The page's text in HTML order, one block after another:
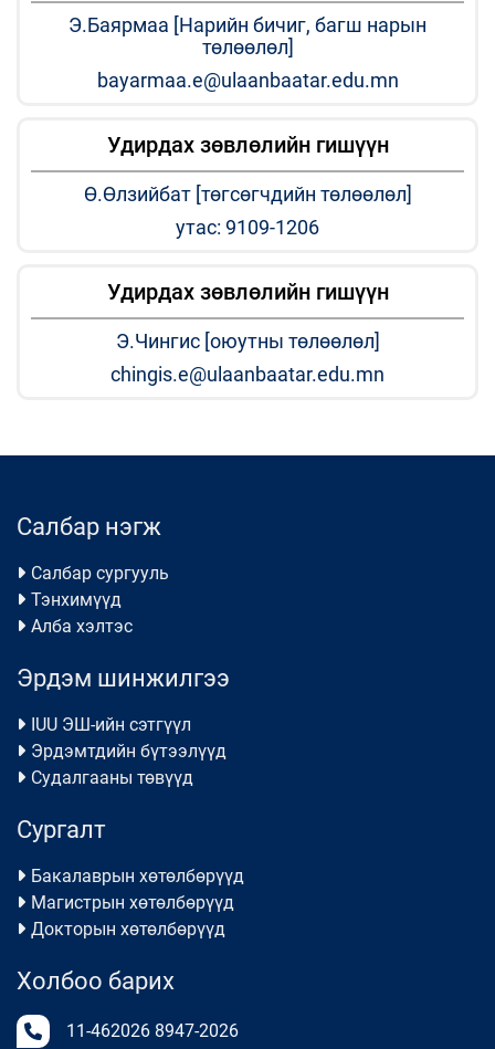
Э.Баярмаа [Нарийн бичиг, багш нарын
төлөөлөл]
bayarmaa.e@ulaanbaatar.edu.mn
Удирдах зөвлөлийн гишүүн
Ө.Өлзийбат [төгсөгчдийн төлөөлөл]
утас: 9109-1206
Удирдах зөвлөлийн гишүүн
Э.Чингис [оюутны төлөөлөл]
chingis.e@ulaanbaatar.edu.mn
Салбар нэгж
Салбар сургууль
Тэнхимүүд
Алба хэлтэс
Эрдэм шинжилгээ
IUU ЭШ-ийн сэтгүүл
Эрдэмтдийн бүтээлүүд
Судалгааны төвүүд
Сургалт
Бакалаврын хөтөлбөрүүд
Магистрын хөтөлбөрүүд
Докторын хөтөлбөрүүд
Холбоо барих
11-462026 8947-2026